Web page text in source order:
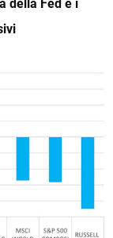
della Fed e i